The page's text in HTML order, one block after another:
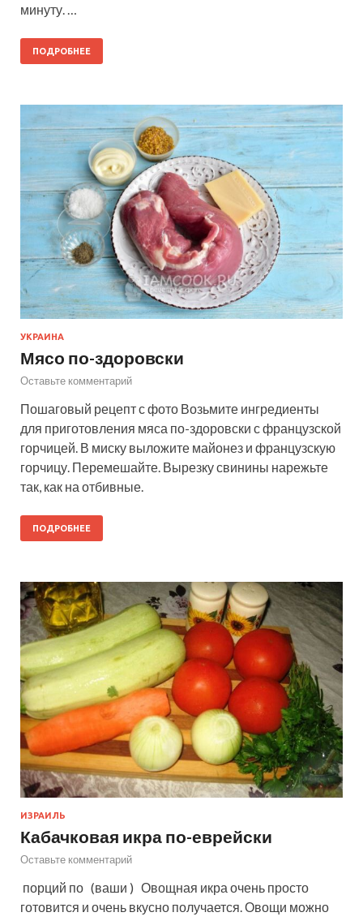
минуту. …
ПОДРОБНЕЕ
УКРАИНА
Мясо по-здоровски
Оставьте комментарий
Пошаговый рецепт с фото Возьмите ингредиенты
для приготовления мяса по-здоровски с французской
горчицей. В миску выложите майонез и французскую
горчицу. Перемешайте. Вырезку свинины нарежьте
так, как на отбивные.
ПОДРОБНЕЕ
ИЗРАИЛЬ
Кабачковая икра по-еврейски
Оставьте комментарий
порций по (ваши ) Овощная икра очень просто
готовится и очень вкусно получается. Овощи можно